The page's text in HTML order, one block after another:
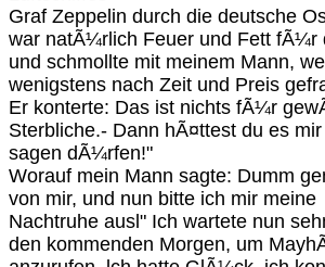
Graf Zeppelin durch die deutsche
war natÃ¼rlich Feuer und Fett fÃ¼r
und schmollte mit meinem Mann,
wenigstens nach Zeit und Preis
Er konterte: Das ist nichts fÃ¼r
Sterbliche.- Dann hÃ¤ttest du es
sagen dÃ¼rfen!"
Worauf mein Mann sagte: Dumm
von mir, und nun bitte ich mir meine
Nachtruhe ausl" Ich wartete nun
den kommenden Morgen, um